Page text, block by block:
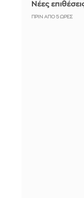
Νέες
ΠΡΙΝ ΑΠΌ 5 ΏΡΕΣ